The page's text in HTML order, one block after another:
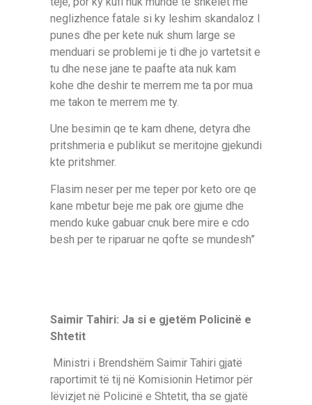
neglizhence fatale si ky leshim skandaloz I
punes dhe per kete nuk shum large se
menduari se problemi je ti dhe jo vartetsit e
tu dhe nese jane te paafte ata nuk kam
kohe dhe deshir te merrem me ta por mua
me takon te merrem me ty.
Une besimin qe te kam dhene, detyra dhe
pritshmeria e publikut se meritojne gjekundi
kte pritshmer.
Flasim neser per me teper por keto ore qe
kane mbetur beje me pak ore gjume dhe
mendo kuke gabuar cnuk bere mire e cdo
besh per te riparuar ne qofte se mundesh”
Saimir Tahiri: Ja si e gjetëm Policinë e
Shtetit
Ministri i Brendshëm Saimir Tahiri gjatë
raportimit të tij në Komisionin Hetimor për
lëvizjet në Policinë e Shtetit, tha se gjatë